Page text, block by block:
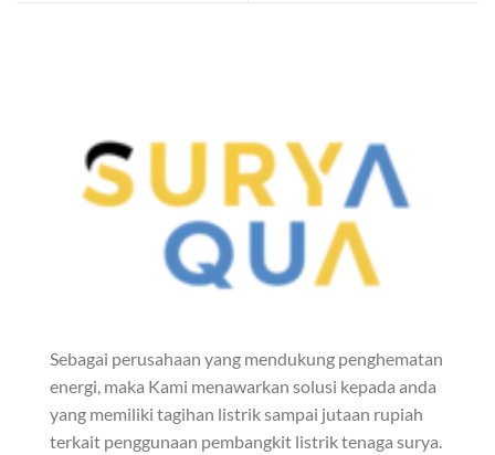
Sebagai perusahaan yang mendukung penghematan
energi, maka Kami menawarkan solusi kepada anda
yang memiliki tagihan listrik sampai jutaan rupiah
terkait penggunaan pembangkit listrik tenaga surya.